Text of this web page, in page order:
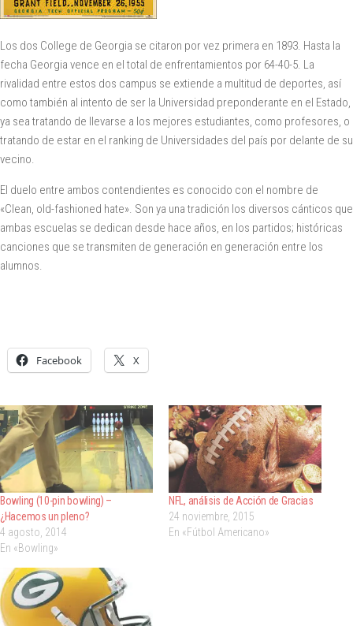
Los dos College de Georgia se citaron por vez primera en 1893. Hasta la
fecha Georgia vence en el total de enfrentamientos por 64-40-5. La
rivalidad entre estos dos campus se extiende a multitud de deportes, así
como también al intento de ser la Universidad preponderante en el Estado,
ya sea tratando de llevarse a los mejores estudiantes, como profesores, o
tratando de estar en el ranking de Universidades del país por delante de su
vecino.
El duelo entre ambos contendientes es conocido con el nombre de
«Clean, old-fashioned hate». Son ya una tradición los diversos cánticos que
ambas escuelas se dedican desde hace años, en los partidos; históricas
canciones que se transmiten de generación en generación entre los
alumnos.
Facebook X
Bowling (10-pin bowling) –
¿Hacemos un pleno?
4 agosto, 2014
En «Bowling»
NFL, análisis de Acción de Gracias
24 noviembre, 2015
En «Fútbol Americano»